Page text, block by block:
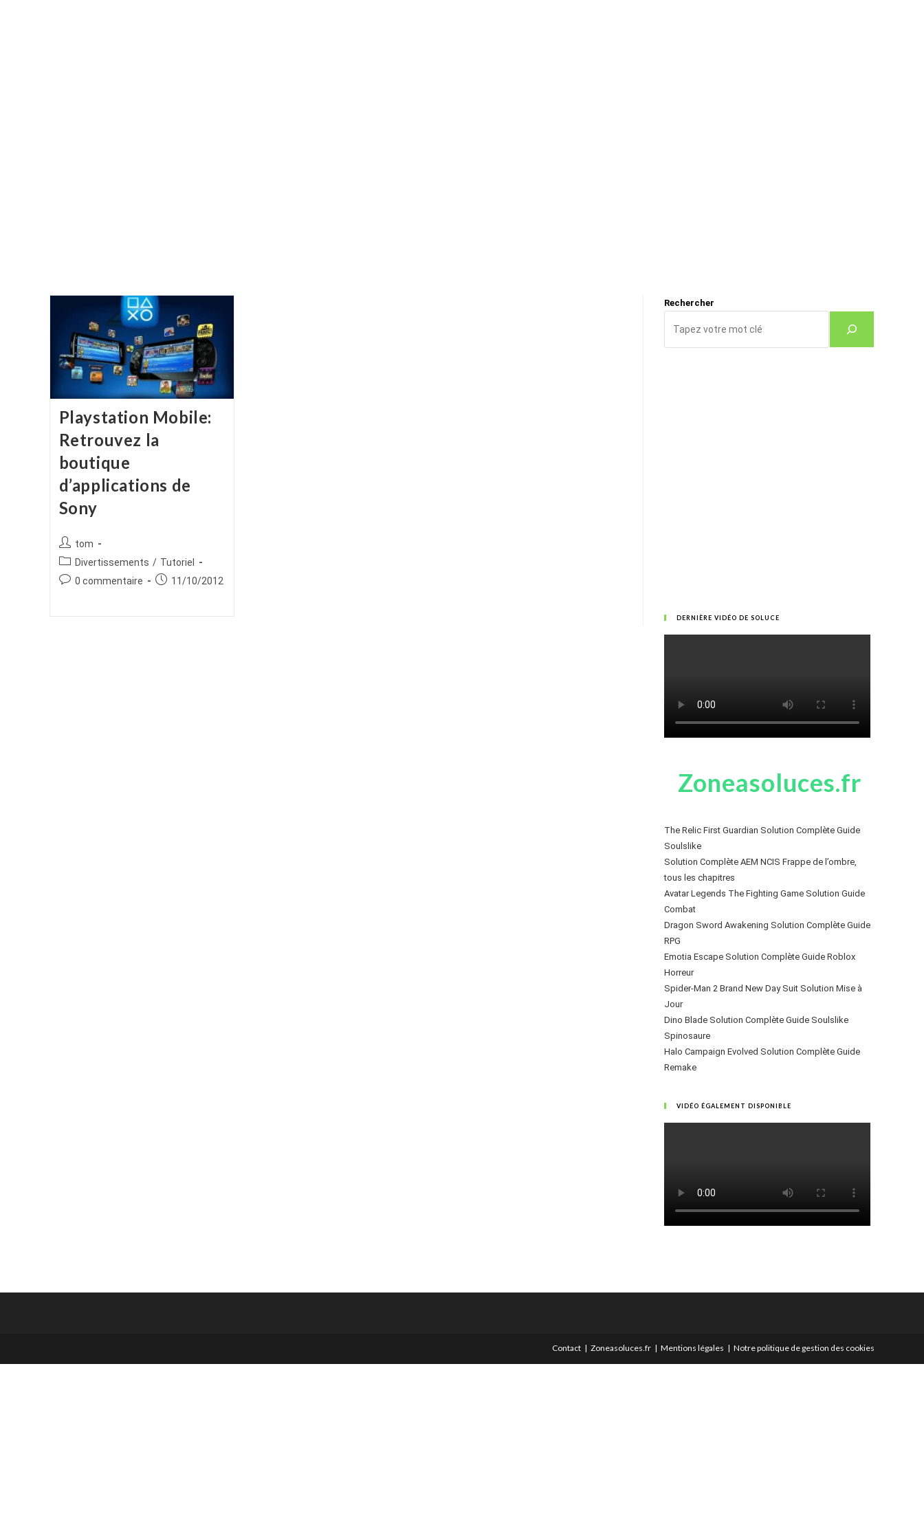
Playstation Mobile:
Retrouvez la
boutique
d’applications de
Sony
Auteur/autrice
de
la
publication :
tom
Post
category:
Divertissements / Tutoriel
Commentaires
0 commentaire
Publication
11/10/2012
Rechercher
DERNIÈRE VIDÉO DE SOLUCE
Zoneasoluces.fr
The Relic First Guardian Solution Complète Guide
Soulslike
Solution Complète AEM NCIS Frappe de l’ombre,
tous les chapitres
Avatar Legends The Fighting Game Solution Guide
Combat
Dragon Sword Awakening Solution Complète Guide
RPG
Emotia Escape Solution Complète Guide Roblox
Horreur
Spider-Man 2 Brand New Day Suit Solution Mise à
Jour
Dino Blade Solution Complète Guide Soulslike
Spinosaure
Halo Campaign Evolved Solution Complète Guide
Remake
VIDÉO ÉGALEMENT DISPONIBLE
Contact Zoneasoluces.fr Mentions légales Notre politique de gestion des cookies